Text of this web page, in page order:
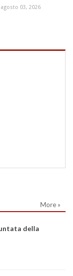
agosto 03, 2026
More »
della